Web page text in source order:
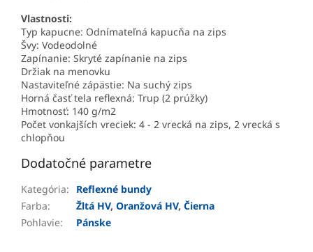
Vlastnosti:
Typ kapucne: Odnímateľná kapucňa na zips
Švy: Vodeodolné
Zapínanie: Skryté zapínanie na zips
Držiak na menovku
Nastaviteľné zápästie: Na suchý zips
Horná časť tela reflexná: Trup (2 prúžky)
Hmotnosť: 140 g/m2
Počet vonkajších vreciek: 4 - 2 vrecká na zips, 2 vrecká s
chlopňou
Dodatočné parametre
Kategória:
Reflexné bundy
Farba: Žltá HV, Oranžová HV, Čierna
Pohlavie: Pánske